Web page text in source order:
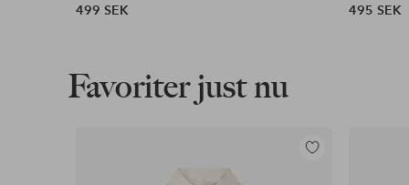
499 SEK
495 SEK
Favoriter just nu
Lägg